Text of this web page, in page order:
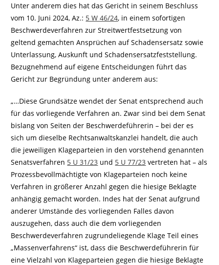
Unter anderem dies hat das Gericht in seinem Beschluss
vom 10. Juni 2024, Az.: 5 W 46/24, in einem sofortigen
Beschwerdeverfahren zur Streitwertfestsetzung von
geltend gemachten Ansprüchen auf Schadensersatz sowie
Unterlassung, Auskunft und Schadensersatzfeststellung.
Bezugnehmend auf eigene Entscheidungen führt das
Gericht zur Begründung unter anderem aus:
„…Diese Grundsätze wendet der Senat entsprechend auch
für das vorliegende Verfahren an. Zwar sind bei dem Senat
bislang von Seiten der Beschwerdeführerin – bei der es
sich um dieselbe Rechtsanwaltskanzlei handelt, die auch
die jeweiligen Klageparteien in den vorstehend genannten
Senatsverfahren 5 U 31/23 und 5 U 77/23 vertreten hat – als
Prozessbevollmächtigte von Klageparteien noch keine
Verfahren in größerer Anzahl gegen die hiesige Beklagte
anhängig gemacht worden. Indes hat der Senat aufgrund
anderer Umstände des vorliegenden Falles davon
auszugehen, dass auch die dem vorliegenden
Beschwerdeverfahren zugrundeliegende Klage Teil eines
„Massenverfahrens“ ist, dass die Beschwerdeführerin für
eine Vielzahl von Klageparteien gegen die hiesige Beklagte